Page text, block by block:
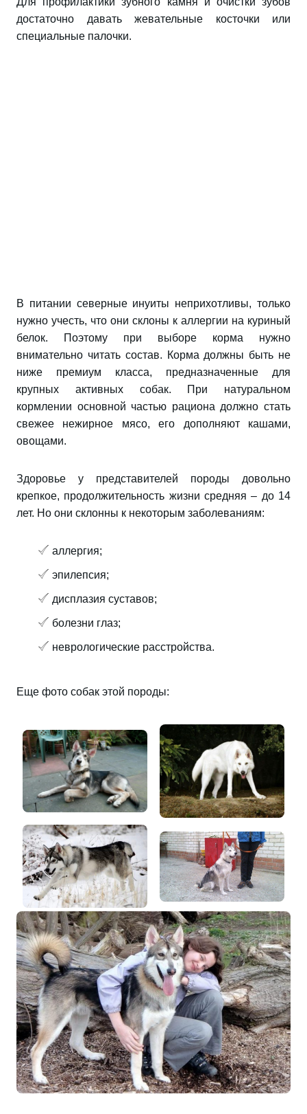
достаточно давать жевательные косточки или
специальные палочки.
В питании северные инуиты неприхотливы, только
нужно учесть, что они склоны к аллергии на куриный
белок. Поэтому при выборе корма нужно
внимательно читать состав. Корма должны быть не
ниже премиум класса, предназначенные для
крупных активных собак. При натуральном
кормлении основной частью рациона должно стать
свежее нежирное мясо, его дополняют кашами,
овощами.
Здоровье у представителей породы довольно
крепкое, продолжительность жизни средняя – до 14
лет. Но они склонны к некоторым заболеваниям:
аллергия;
эпилепсия;
дисплазия суставов;
болезни глаз;
неврологические расстройства.
Еще фото собак этой породы: